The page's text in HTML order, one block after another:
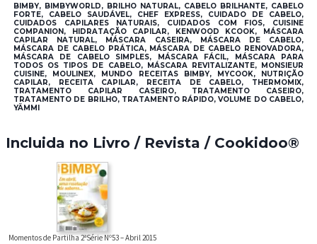
BIMBY, BIMBYWORLD, BRILHO NATURAL, CABELO BRILHANTE, CABELO
FORTE, CABELO SAUDÁVEL, CHEF EXPRESS, CUIDADO DE CABELO,
CUIDADOS CAPILARES NATURAIS, CUIDADOS COM FIOS, CUISINE
COMPANION, HIDRATAÇÃO CAPILAR, KENWOOD KCOOK, MÁSCARA
CAPILAR NATURAL, MÁSCARA CASEIRA, MÁSCARA DE CABELO,
MÁSCARA DE CABELO PRÁTICA, MÁSCARA DE CABELO RENOVADORA,
MÁSCARA DE CABELO SIMPLES, MÁSCARA FÁCIL, MÁSCARA PARA
TODOS OS TIPOS DE CABELO, MÁSCARA REVITALIZANTE, MONSIEUR
CUISINE, MOULINEX, MUNDO RECEITAS BIMBY, MYCOOK, NUTRIÇÃO
CAPILAR, RECEITA CAPILAR, RECEITA DE CABELO, THERMOMIX,
TRATAMENTO CAPILAR CASEIRO, TRATAMENTO CASEIRO,
TRATAMENTO DE BRILHO, TRATAMENTO RÁPIDO, VOLUME DO CABELO,
YÄMMI
Incluida no Livro / Revista / Cookidoo®
Momentos de Partilha 2ªSérie Nº53 – Abril 2015